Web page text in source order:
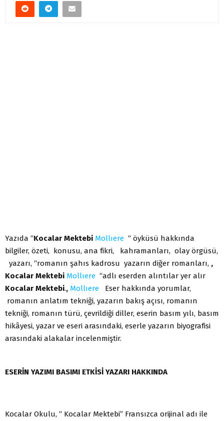
Yazıda “Kocalar Mektebi Mollıere “ öyküsü hakkında
bilgiler, özeti, konusu, ana fikri, kahramanları, olay örgüsü,
yazarı, “romanın şahıs kadrosu yazarın diğer romanları, ,
Kocalar Mektebi Mollıere “adlı eserden alıntılar yer alır
Kocalar Mektebi., Mollıere
Eser hakkında yorumlar,
romanın anlatım tekniği, yazarın bakış açısı, romanın
tekniği, romanın türü, çevrildiği diller, eserin basım yılı, basım
hikâyesi, yazar ve eseri arasındaki, eserle yazarın biyografisi
arasındaki alakalar incelenmiştir.
ESERİN YAZIMI BASIMI ETKİSİ YAZARI HAKKINDA
Kocalar Okulu, “ Kocalar Mektebi” Fransızca orijinal adı ile